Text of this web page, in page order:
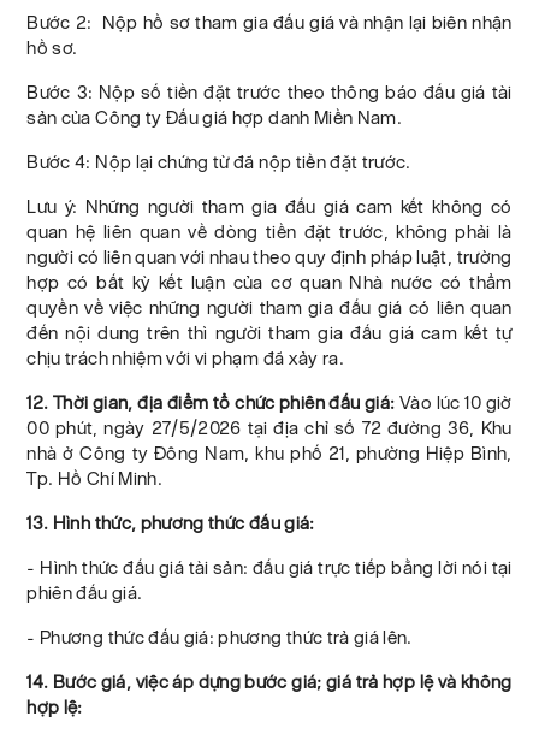
Bước 2: Nộp hồ sơ tham gia đấu giá và nhận lại biên nhận
hồ sơ.
Bước 3: Nộp số tiền đặt trước theo thông báo đấu giá tài
sản của Công ty Đấu giá hợp danh Miền Nam.
Bước 4: Nộp lại chứng từ đã nộp tiền đặt trước.
Lưu ý: Những người tham gia đấu giá cam kết không có
quan hệ liên quan về dòng tiền đặt trước, không phải là
người có liên quan với nhau theo quy định pháp luật, trường
hợp có bất kỳ kết luận của cơ quan Nhà nước có thẩm
quyền về việc những người tham gia đấu giá có liên quan
đến nội dung trên thì người tham gia đấu giá cam kết tự
chịu trách nhiệm với vi phạm đã xảy ra.
12. Thời gian, địa điểm tổ chức phiên đấu giá: Vào lúc 10 giờ
00 phút, ngày 27/5/2026 tại địa chỉ số 72 đường 36, Khu
nhà ở Công ty Đông Nam, khu phố 21, phường Hiệp Bình,
Tp. Hồ Chí Minh.
13. Hình thức, phương thức đấu giá:
- Hình thức đấu giá tài sản: đấu giá trực tiếp bằng lời nói tại
phiên đấu giá.
- Phương thức đấu giá: phương thức trả giá lên.
14. Bước giá, việc áp dựng bước giá; giá trả hợp lệ và không
hợp lệ: